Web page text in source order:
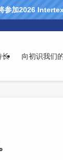
参加2026
长 向初识我们